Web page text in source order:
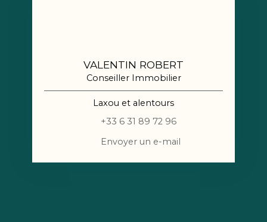
VALENTIN ROBERT
Conseiller Immobilier
Laxou et alentours
+33 6 31 89 72 96
Envoyer un e-mail